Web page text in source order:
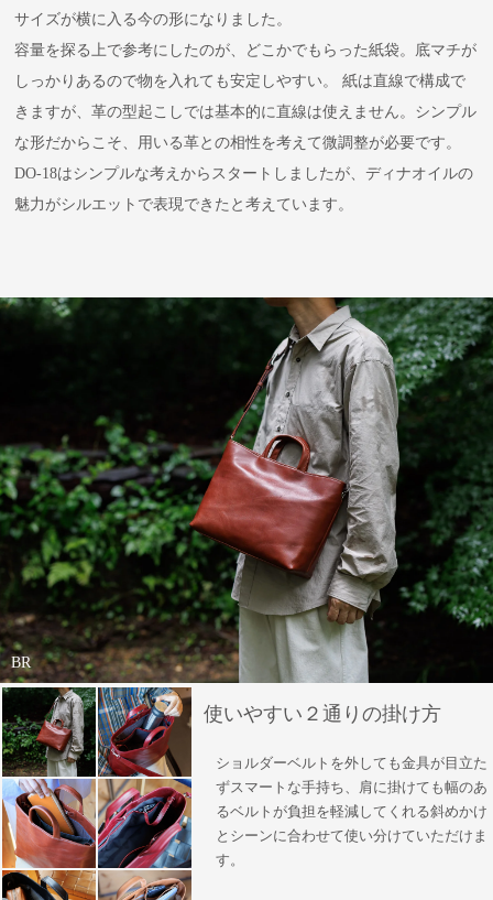
サイズが横に入る今の形になりました。
容量を探る上で参考にしたのが、どこかでもらった紙袋。底マチが
しっかりあるので物を入れても安定しやすい。 紙は直線で構成で
きますが、革の型起こしでは基本的に直線は使えません。シンプル
な形だからこそ、用いる革との相性を考えて微調整が必要です。
DO-18はシンプルな考えからスタートしましたが、ディナオイルの
魅力がシルエットで表現できたと考えています。
BR
使いやすい２通りの掛け方
ショルダーベルトを外しても金具が目立た
ずスマートな手持ち、肩に掛けても幅のあ
るベルトが負担を軽減してくれる斜めかけ
とシーンに合わせて使い分けていただけま
す。